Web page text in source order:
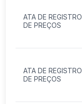
ATA DE REGISTRO
DE PREÇOS
ATA DE REGISTRO
DE PREÇOS